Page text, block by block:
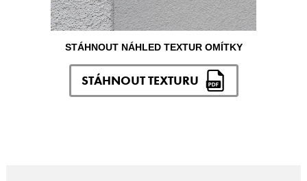
STÁHNOUT NÁHLED TEXTUR OMÍTKY
STÁHNOUT TEXTURU